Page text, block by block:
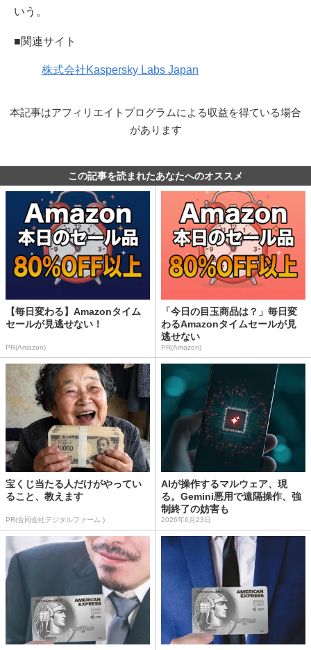
いう。
■関連サイト
株式会社Kaspersky Labs Japan
本記事はアフィリエイトプログラムによる収益を得ている場合
があります
この記事を読まれたあなたへのオススメ
【毎日変わる】Amazonタイム
セールが見逃せない！
PR(Amazon)
「今日の目玉商品は？」毎日変
わるAmazonタイムセールが見
逃せない
PR(Amazon)
宝くじ当たる人だけがやってい
ること、教えます
PR(合同会社デジタルファーム )
AIが操作するマルウェア、現
る。Gemini悪用で遠隔操作、強
制終了の妨害も
2026年6月23日